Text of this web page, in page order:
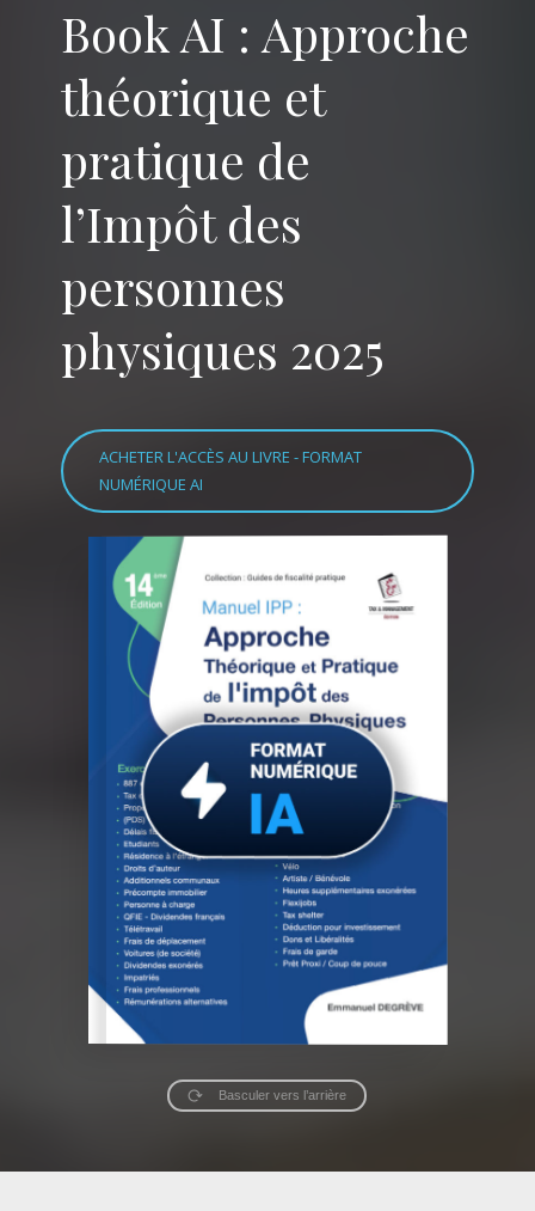
Book AI : Approche
théorique et
pratique de
l’Impôt des
personnes
physiques 2025
ACHETER L'ACCÈS AU LIVRE - FORMAT
NUMÉRIQUE AI
Basculer vers l’arrière